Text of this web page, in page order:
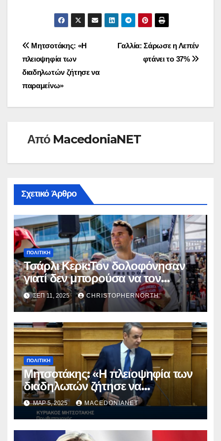
Πλοήγηση
άρθρων
Γαλλία: Σάρωσε η Λεπέν
φτάνει το 37%
Μητσοτάκης: «Η
πλειοψηφία των
διαδηλωτών ζήτησε να
παραμείνω»
Από MacedoniaNET
Σχετικό Άρθρο
ΠΟΛΙΤΙΚΉ
Τσάρλι Κερκ:Τον δολοφόνησαν
γιατί δεν μπορούσα να τον
φιμώσουν.
ΣΕΠ 11, 2025 CHRISTOPHERNORTH
ΠΟΛΙΤΙΚΉ
Μητσοτάκης: «Η πλειοψηφία των
διαδηλωτών ζήτησε να
παραμείνω»
ΜΑΡ 5, 2025 MACEDONIANET